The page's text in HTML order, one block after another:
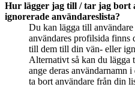
Hur lägger jag till / tar jag bort
ignorerade användareslista?
Du kan lägga till
användares profilsida finns
till dem till din vän- eller
Alternativt så kan du lägga
ange deras användarnamn
ta bort användare från din